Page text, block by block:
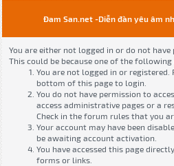
Đam San.net -Diễn đàn yêu âm
You are either not logged in or do not have
This could be because one of the following
You are not logged in or registered.
bottom of this page to login.
You do not have permission to
access administrative pages or a
Check in the forum rules that you
Your account may have been
be awaiting account activation.
You have accessed this page
forms or links.